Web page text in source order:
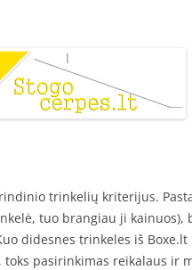
trinkelių kriterijus.
tuo brangiau ji kainuos),
didesnes trinkeles iš
pasirinkimas reikalaus ir